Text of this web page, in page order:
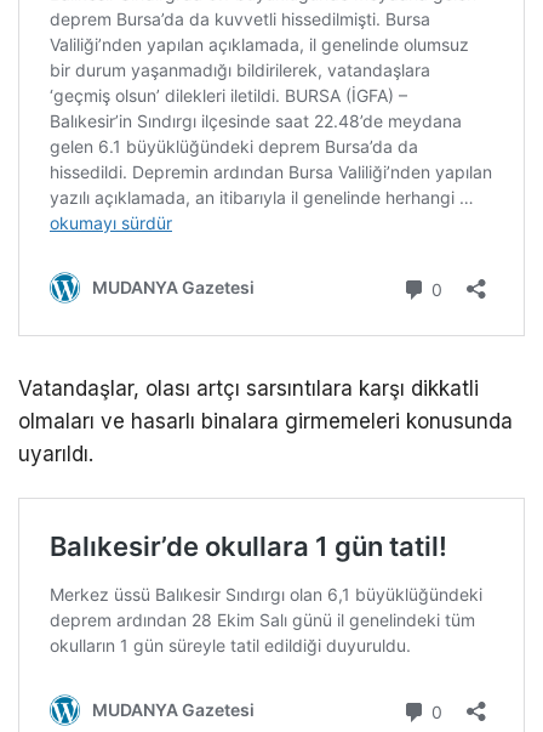
Vatandaşlar, olası artçı sarsıntılara karşı dikkatli
olmaları ve hasarlı binalara girmemeleri konusunda
uyarıldı.